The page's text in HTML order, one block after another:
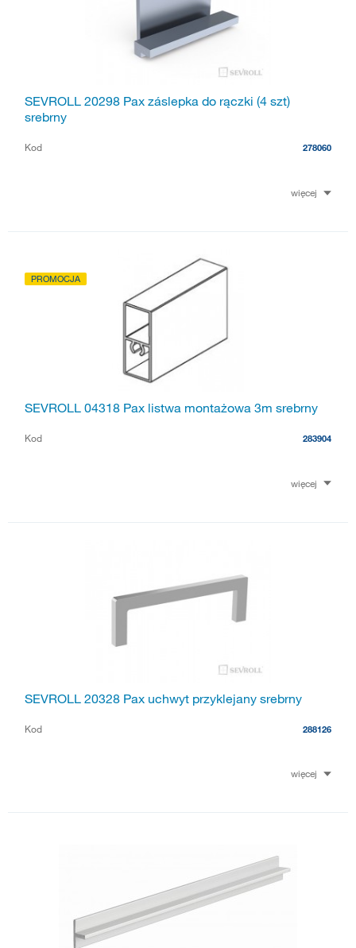
SEVROLL 20298 Pax záslepka do rączki (4 szt)
srebrny
Kod 278060
więcej
PROMOCJA
SEVROLL 04318 Pax listwa montażowa 3m srebrny
Kod 283904
więcej
SEVROLL 20328 Pax uchwyt przyklejany srebrny
Kod 288126
więcej